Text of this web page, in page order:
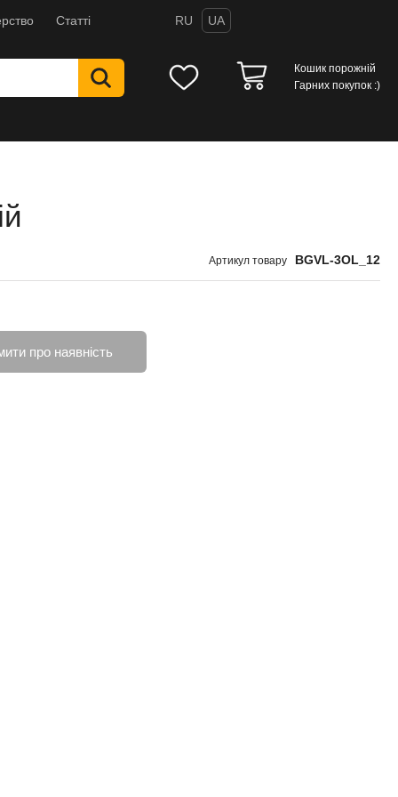
Статті RU UA
Кошик порожній
Гарних покупок :)
Артикул товару BGVL-3OL_12
про наявність